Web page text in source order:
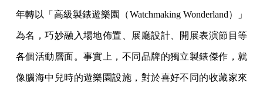
年轉以「高級製錶遊樂園（Watchmaking Wonderland）」
為名，巧妙融入場地佈置、展廳設計、開展表演節目等
各個活動層面。事實上，不同品牌的獨立製錶傑作，就
像腦海中兒時的遊樂園設施，對於喜好不同的收藏家來